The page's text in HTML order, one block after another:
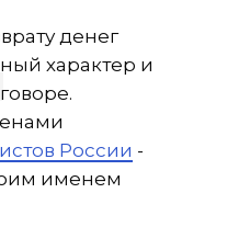
денег
характер и
России -
именем